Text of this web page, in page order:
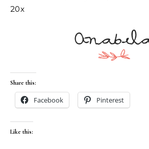
20x
Share this:
Facebook Pinterest
Like this: